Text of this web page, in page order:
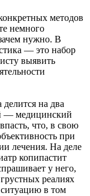
методов
немного
нужно. В
— это набор
выявить
на два
— медицинский
что, в свою
при
лечения. На деле
копипастит
у него,
реалиях
в том